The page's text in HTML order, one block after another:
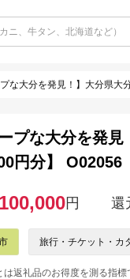
プな大分を発見！】大分県
ープな大分を発
円分】 O02056
100,000円 還
旅行・チケット・カ
返礼品のお得度を測る指標